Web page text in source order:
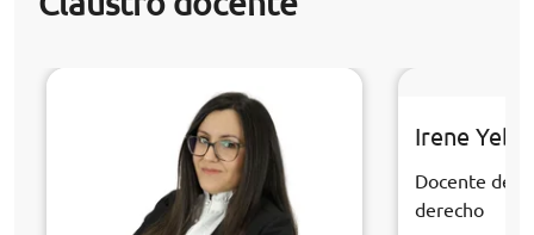
Irene
Docente de
derecho